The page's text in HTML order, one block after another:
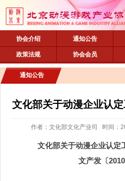
协会介绍 通知公告
政策法规 协会会员
通知公告
文化部关于动漫企业认
作者：文化部文化产业司 时间：
文化部关于动漫企业认定
文产发〔